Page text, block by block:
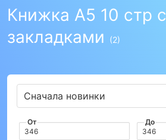
Книжка А5 10 стр с
закладками
(2)
От До